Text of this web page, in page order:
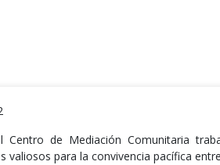
Centro de Mediación Comunitaria
valiosos para la convivencia pacífica